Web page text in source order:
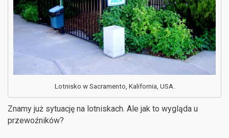
Lotnisko w Sacramento, Kalifornia, USA.
Znamy już sytuację na lotniskach. Ale jak to wygląda u
przewoźników?